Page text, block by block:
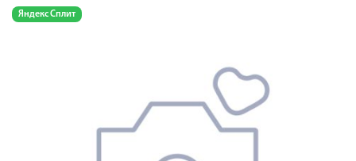
Яндекс Сплит